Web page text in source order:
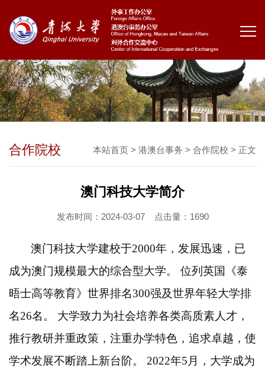
本站首页 > 港澳台事务 > 合作院校 > 正文
合作院校
澳门科技大学简介
发布时间：2024-03-07 点击量： 1690
澳门科技大学建校于2000年，发展迅速，已
成为澳门规模最大的综合型大学。 位列英国《泰
晤士高等教育》世界排名300强及世界年轻大学排
名26名。 大学致力为社会培养各类高质素人才，
推行教研并重政策，注重办学特色，追求卓越，使
学术发展不断踏上新台阶。 2022年5月，大学成为